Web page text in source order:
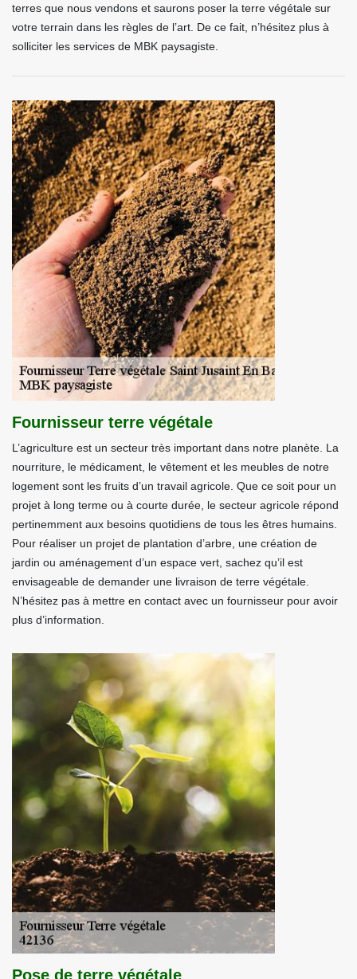
terres que nous vendons et saurons poser la terre végétale sur
votre terrain dans les règles de l’art. De ce fait, n’hésitez plus à
solliciter les services de MBK paysagiste.
Fournisseur terre végétale
L’agriculture est un secteur très important dans notre planète. La
nourriture, le médicament, le vêtement et les meubles de notre
logement sont les fruits d’un travail agricole. Que ce soit pour un
projet à long terme ou à courte durée, le secteur agricole répond
pertinemment aux besoins quotidiens de tous les êtres humains.
Pour réaliser un projet de plantation d’arbre, une création de
jardin ou aménagement d’un espace vert, sachez qu’il est
envisageable de demander une livraison de terre végétale.
N’hésitez pas à mettre en contact avec un fournisseur pour avoir
plus d’information.
Pose de terre végétale